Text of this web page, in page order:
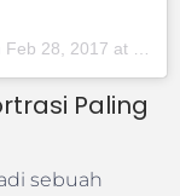
Feb 28, 2017 at 6:20pm PST
Paling
sebuah